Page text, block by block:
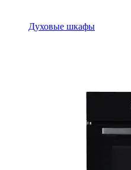
Духовые шкафы